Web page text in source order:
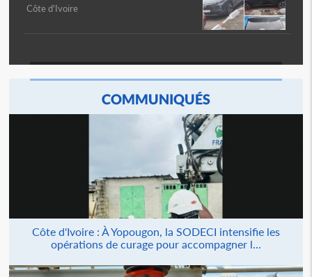
Côte d'Ivoire
COMMUNIQUÉS
Côte d'Ivoire : À Yopougon, la SODECI intensifie les
opérations de curage pour accompagner l...